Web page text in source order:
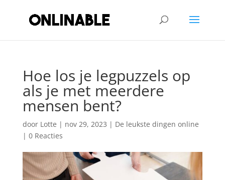
Hoe los je legpuzzels op
als je met meerdere
mensen bent?
door Lotte | nov 29, 2023 | De leukste dingen online
| 0 Reacties